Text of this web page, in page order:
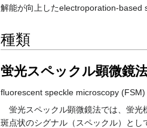
解能が向上したelectroporation-based
種類
蛍光スペックル顕微鏡
fluorescent speckle microscopy (FSM)
蛍光スペックル顕微鏡法では、蛍光
斑点状のシグナル（スペックル）と